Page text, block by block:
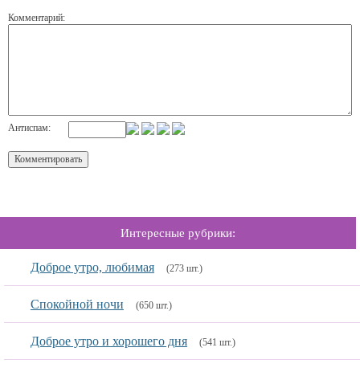
Комментарий:
Антиспам:
Интересные рубрики:
Доброе утро, любимая (273 шт.)
Спокойной ночи (650 шт.)
Доброе утро и хорошего дня (541 шт.)